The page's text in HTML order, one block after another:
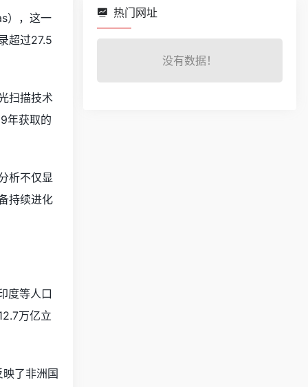
），这一
超过27.5
扫描技术
年获取的
析不仅显
持续进化
度等人口
万亿立
了非洲国
热门网址
没有数据！